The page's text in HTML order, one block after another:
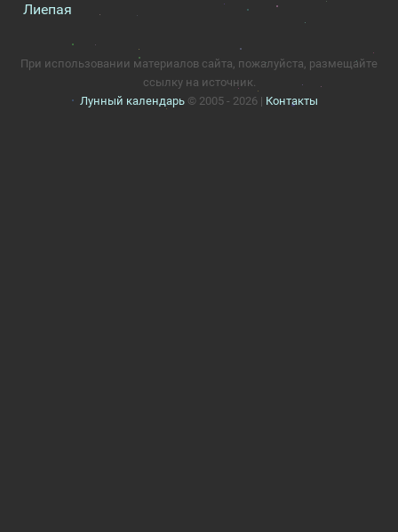
Лиепая
При использовании материалов сайта, пожалуйста, размещайте
ссылку на источник.
Лунный календарь © 2005 - 2026 | Контакты